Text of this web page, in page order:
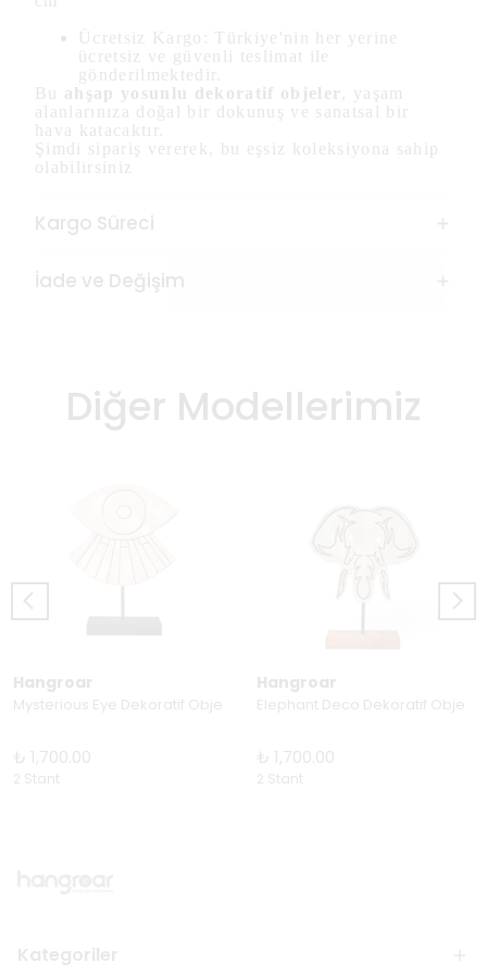
Ücretsiz Kargo: Türkiye'nin her yerine
ücretsiz ve güvenli teslimat ile
gönderilmektedir.
Bu ahşap yosunlu dekoratif objeler
, yaşam
alanlarınıza doğal bir dokunuş ve sanatsal bir
hava katacaktır.
Şimdi sipariş vererek, bu eşsiz koleksiyona sahip
olabilirsiniz
Kargo Süreci
İade ve Değişim
Diğer Modellerimiz
Hangroar
Mysterious Eye Dekoratif Obje
₺ 1,700.00
2 Stant
Hangroar
Elephant Deco Dekoratif Obje
₺ 1,700.00
2 Stant